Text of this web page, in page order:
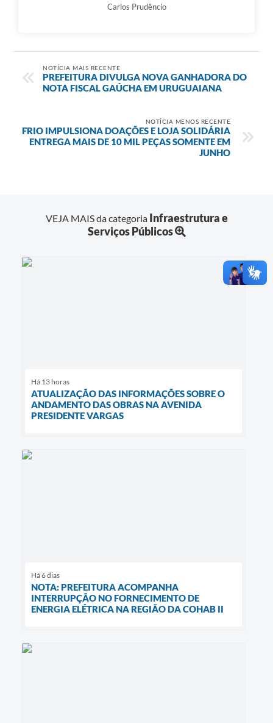
Carlos Prudêncio
NOTÍCIA MAIS RECENTE
PREFEITURA DIVULGA NOVA GANHADORA DO
NOTA FISCAL GAÚCHA EM URUGUAIANA
NOTÍCIA MENOS RECENTE
FRIO IMPULSIONA DOAÇÕES E LOJA SOLIDÁRIA
ENTREGA MAIS DE 10 MIL PEÇAS SOMENTE EM
JUNHO
VEJA MAIS da categoria Infraestrutura e
Serviços Públicos
Há 13 horas
ATUALIZAÇÃO DAS INFORMAÇÕES SOBRE O
ANDAMENTO DAS OBRAS NA AVENIDA
PRESIDENTE VARGAS
Há 6 dias
NOTA: PREFEITURA ACOMPANHA
INTERRUPÇÃO NO FORNECIMENTO DE
ENERGIA ELÉTRICA NA REGIÃO DA COHAB II